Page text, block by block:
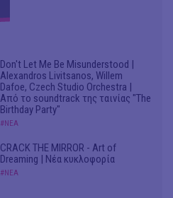
Don't Let Me Be Misunderstood |
Alexandros Livitsanos, Willem
Dafoe, Czech Studio Orchestra |
Από το soundtrack της ταινίας "The
Birthday Party"
#ΝΕΑ
CRACK THE MIRROR - Art of
Dreaming | Νέα κυκλοφορία
#ΝΕΑ